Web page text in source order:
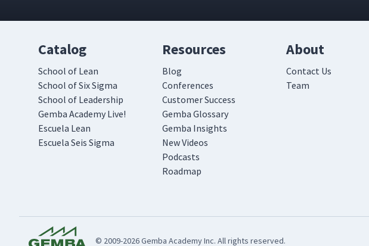
Catalog
School of Lean
School of Six Sigma
School of Leadership
Gemba Academy Live!
Escuela Lean
Escuela Seis Sigma
Resources
Blog
Conferences
Customer Success
Gemba Glossary
Gemba Insights
New Videos
Podcasts
Roadmap
About
Contact Us
Team
© 2009-2026 Gemba Academy Inc. All rights reserved.